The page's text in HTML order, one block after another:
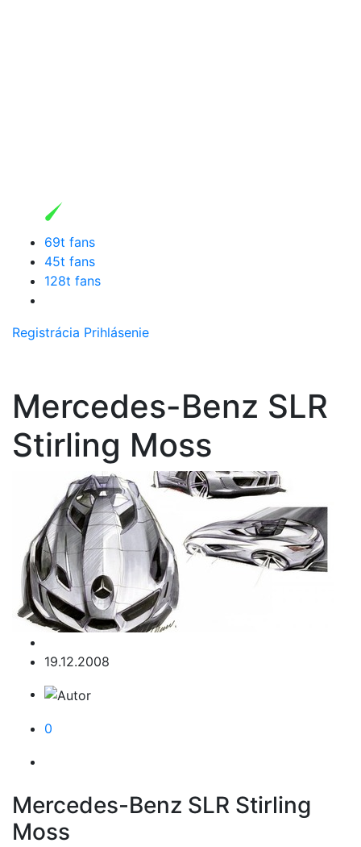
69t fans
45t fans
128t fans
Registrácia Prihlásenie
Mercedes-Benz SLR
Stirling Moss
19.12.2008
0
Mercedes-Benz SLR Stirling
Moss